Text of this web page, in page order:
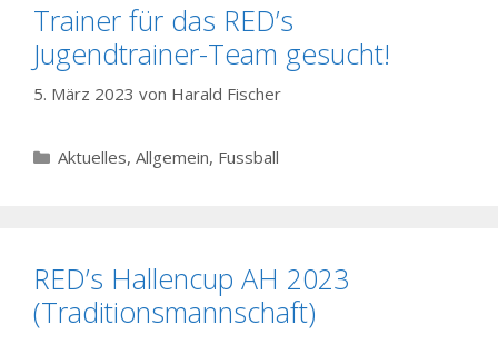
Trainer für das RED’s
Jugendtrainer-Team gesucht!
5. März 2023 von Harald Fischer
Kategorien
Aktuelles, Allgemein, Fussball
RED’s Hallencup AH 2023
(Traditionsmannschaft)